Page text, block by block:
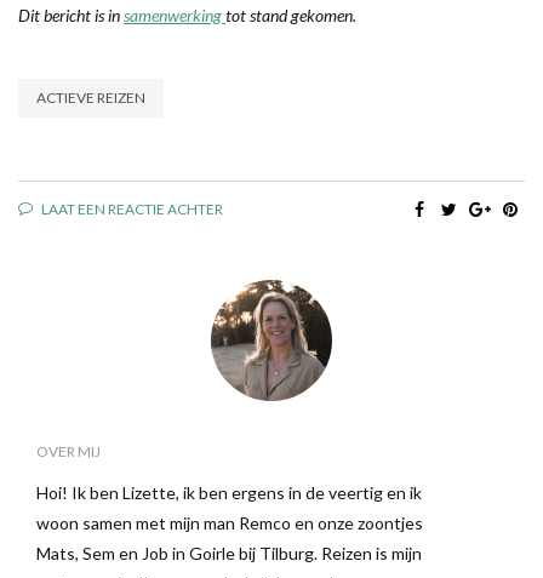
Dit bericht is insamenwerkingtot stand gekomen.
ACTIEVE REIZEN
LAAT EEN REACTIE ACHTER
OVER MIJ
Hoi! Ik ben Lizette, ik ben ergens in de veertig en ik
woon samen met mijn man Remco en onze zoontjes
Mats, Sem en Job in Goirle bij Tilburg. Reizen is mijn